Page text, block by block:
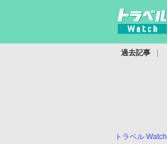
過去記事
トラベル Watch